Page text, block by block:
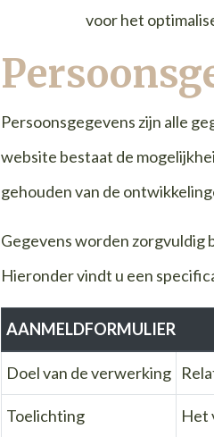
voor het
Persoonsgegevens zijn alle
website bestaat de
gehouden van de
Gegevens worden zorgvuldig
Hieronder vindt u een
AANMELDFORMULIER
Doel van de verwerking
Toelichting
Het